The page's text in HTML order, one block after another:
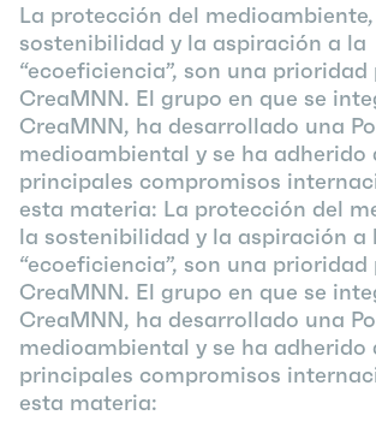
La protección del
sostenibilidad y la aspiración a la
“ecoeficiencia”, son una prioridad
CreaMNN. El grupo en que se
CreaMNN, ha desarrollado una
medioambiental y se ha adherido
principales compromisos
esta materia: La protección del
la sostenibilidad y la aspiración a
“ecoeficiencia”, son una prioridad
CreaMNN. El grupo en que se
CreaMNN, ha desarrollado una
medioambiental y se ha adherido
principales compromisos
esta materia: